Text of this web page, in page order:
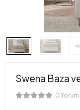
Swena Baza
0 Yorum